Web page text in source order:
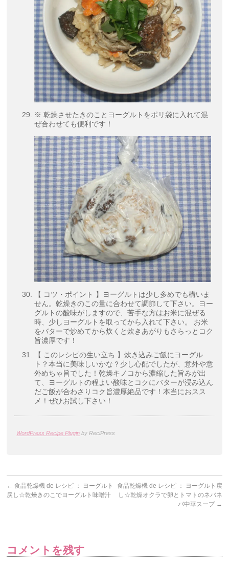
※ 乾燥させたきのことヨーグルトをポリ袋に入れて混
ぜ合わせても便利です！
【 コツ・ポイント 】ヨーグルトは少し多めでも構いま
せん。乾燥きのこの量に合わせて調節して下さい。ヨー
グルトの酸味がしますので、苦手な方はお米に混ぜる
時、少しヨーグルトを取ってから入れて下さい。 お米
をバターで炒めてから炊くと炊きあがりもさらっとコク
旨濃厚です！
【 このレシピの生い立ち 】炊き込みご飯にヨーグル
ト？本当に美味しいかな？少し心配でしたが、意外や意
外めちゃ旨でした！乾燥キノコから濃縮した旨みが出
て、ヨーグルトの程よい酸味とコクにバターが浸み込ん
だご飯が合わさりコク旨濃厚絶品です！本当におスス
メ！ぜひお試し下さい！
WordPress Recipe Plugin by ReciPress
← 食品乾燥機 de レシピ ： ヨーグルト
戻し☆乾燥きのこでヨーグルト味噌汁
食品乾燥機 de レシピ ： ヨーグルト戻
し☆乾燥オクラで卵とトマトのネバネ
バ中華スープ →
コメントを残す